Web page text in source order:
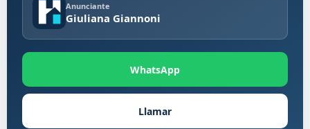
Anunciante
Giuliana Giannoni
WhatsApp
Llamar